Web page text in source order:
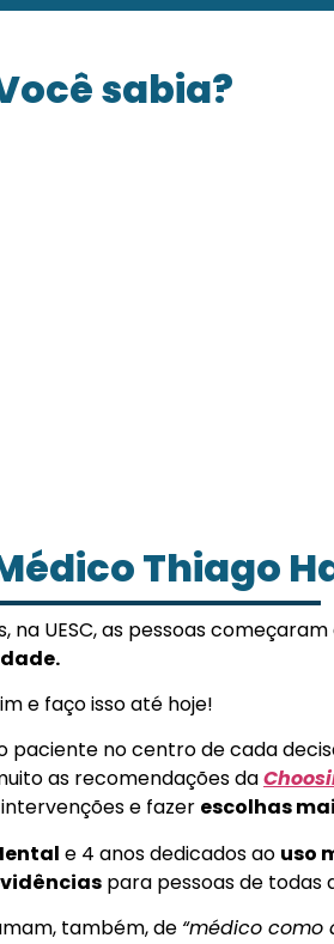
sabia?
Thiago
UESC, as pessoas
e faço isso até hoje!
paciente no centro de cada
as recomendações da
e fazer escolhas
e 4 anos dedicados ao uso
para pessoas de todas
também, de “médico como